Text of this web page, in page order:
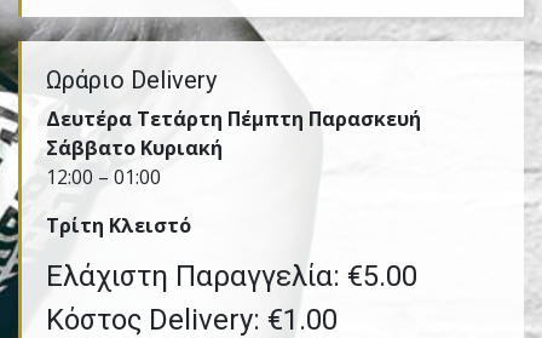
Ωράριο Delivery
Δευτέρα Τετάρτη Πέμπτη Παρασκευή
Σάββατο Κυριακή
12:00 – 01:00
Τρίτη Kλειστό
Ελάχιστη Παραγγελία: €5.00
Κόστος Delivery: €1.00